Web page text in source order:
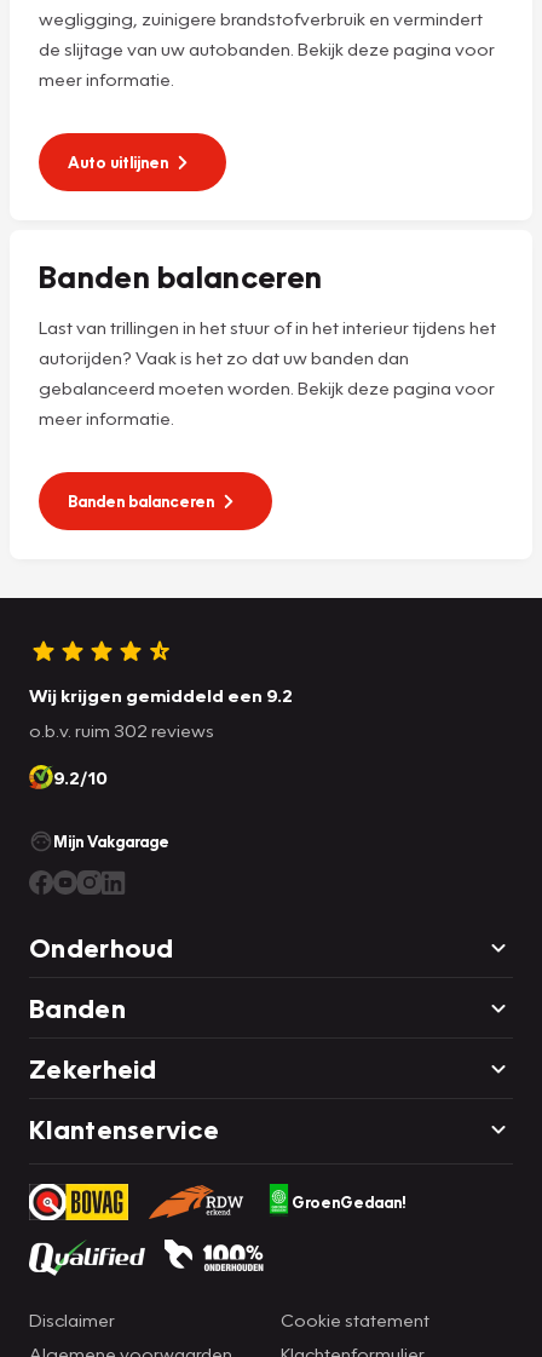
wegligging, zuinigere brandstofverbruik en vermindert
de slijtage van uw autobanden. Bekijk deze pagina voor
meer informatie.
Auto uitlijnen
Banden balanceren
Last van trillingen in het stuur of in het interieur tijdens het
autorijden? Vaak is het zo dat uw banden dan
gebalanceerd moeten worden. Bekijk deze pagina voor
meer informatie.
Banden balanceren
Wij krijgen gemiddeld een 9.2
o.b.v. ruim 302 reviews
9.2/10
Mijn Vakgarage
Onderhoud
Banden
Zekerheid
Klantenservice
GroenGedaan!
Disclaimer
Cookie statement